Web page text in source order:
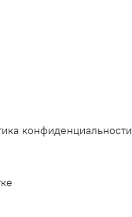
конфиденциальности